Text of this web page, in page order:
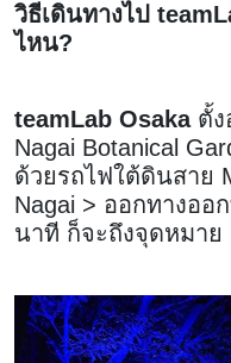
วิธีเดินทางไป
ไหน?
teamLab Osakaตั้ง
Nagai Botanical
ด้วยรถไฟใต้ดินสาย
Nagai > ออกทางอ
นาที ก็จะถึงจุดหมาย